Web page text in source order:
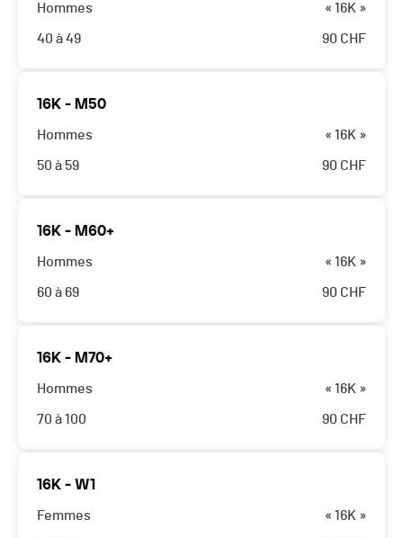
Hommes
40 à 49
« 16K »
90 CHF
16K - M50
Hommes
50 à 59
« 16K »
90 CHF
16K - M60+
Hommes
60 à 69
« 16K »
90 CHF
16K - M70+
Hommes
70 à 100
« 16K »
90 CHF
16K - W1
Femmes « 16K »